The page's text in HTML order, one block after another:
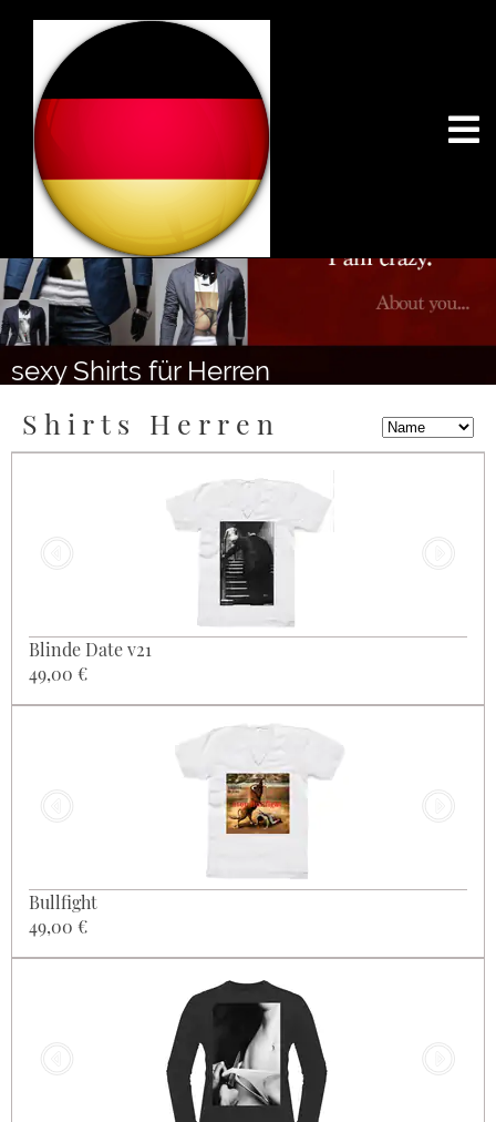
sexy Shirts für Herren
Shirts Herren
Blinde Date v21
49,00 €
Bullfight
49,00 €